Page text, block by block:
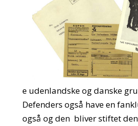
e udenlandske og danske
Defenders også have en
også og den bliver stiftet